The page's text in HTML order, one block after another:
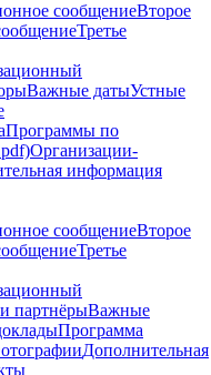
сообщениеВторое
Третье
Важные датыУстные
Программы по
Организации-
информация
сообщениеВторое
Третье
партнёрыВажные
Программа
Дополнительная